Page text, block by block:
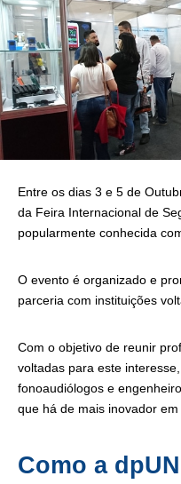
Entre os dias 3 e 5 de
da Feira Internacional de
popularmente conhecida
O evento é organizado e
parceria com instituições
Com o objetivo de reunir
voltadas para este
fonoaudiólogos e
que há de mais inovador
Como a